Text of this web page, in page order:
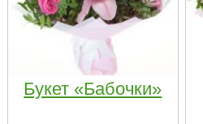
Букет «Бабочки»